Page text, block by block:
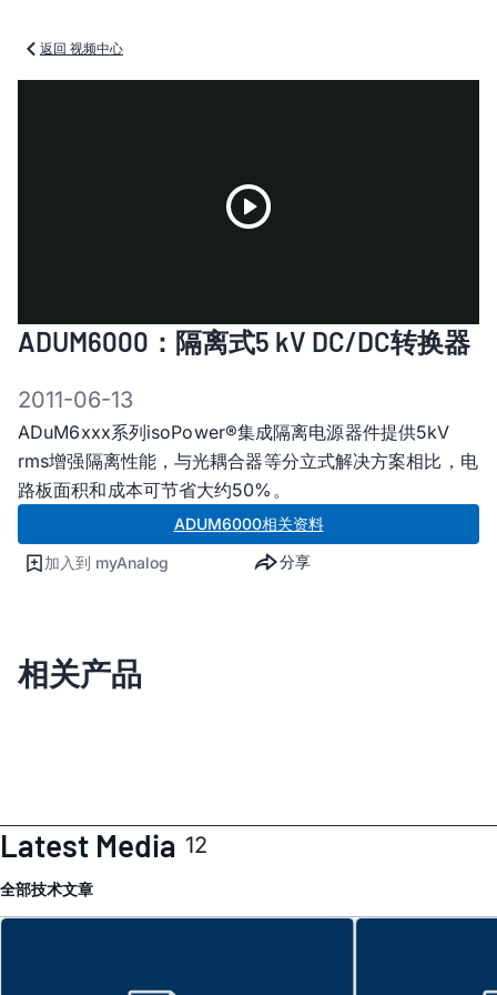
返回 视频中心
Video
ADUM6000：隔离式5 kV DC/DC转换器
2011-06-13
ADuM6xxx系列isoPower®集成隔离电源器件提供5kV
rms增强隔离性能，与光耦合器等分立式解决方案相比，电
路板面积和成本可节省大约50%。
ADUM6000相关资料
加入到 myAnalog 分享
相关产品
Latest Media 12
全部技术文章